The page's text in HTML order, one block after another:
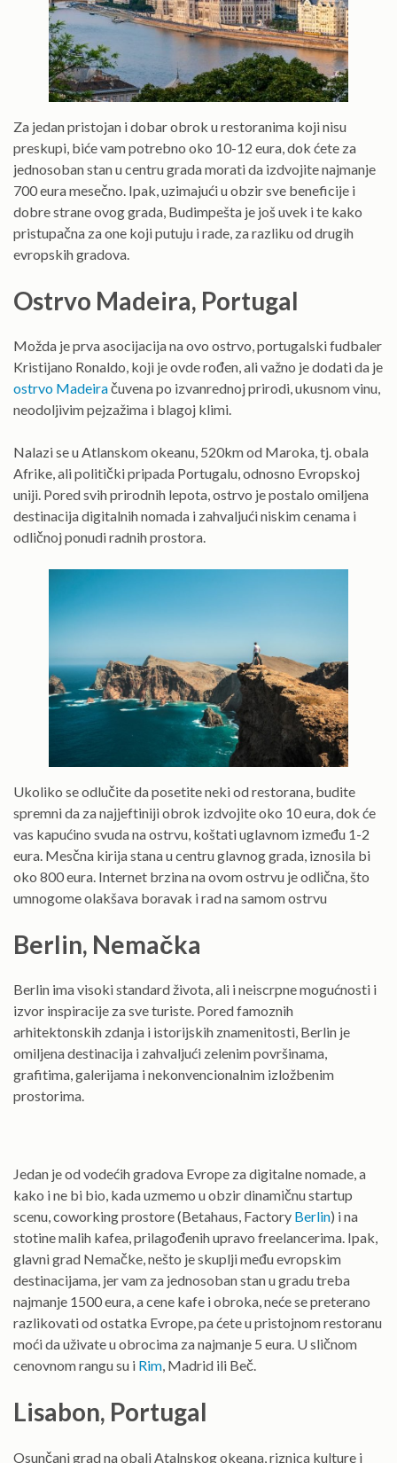
Za jedan pristojan i dobar obrok u restoranima koji nisu
preskupi, biće vam potrebno oko 10-12 eura, dok ćete za
jednosoban stan u centru grada morati da izdvojite najmanje
700 eura mesečno. Ipak, uzimajući u obzir sve beneficije i
dobre strane ovog grada, Budimpešta je još uvek i te kako
pristupačna za one koji putuju i rade, za razliku od drugih
evropskih gradova.
Ostrvo Madeira, Portugal
Možda je prva asocijacija na ovo ostrvo, portugalski fudbaler
Kristijano Ronaldo, koji je ovde rođen, ali važno je dodati da je
ostrvo Madeiračuvena po izvanrednoj prirodi, ukusnom vinu,
neodoljivim pejzažima i blagoj klimi.
Nalazi se u Atlanskom okeanu, 520km od Maroka, tj. obala
Afrike, ali politički pripada Portugalu, odnosno Evropskoj
uniji. Pored svih prirodnih lepota, ostrvo je postalo omiljena
destinacija digitalnih nomada i zahvaljući niskim cenama i
odličnoj ponudi radnih prostora.
Ukoliko se odlučite da posetite neki od restorana, budite
spremni da za najjeftiniji obrok izdvojite oko 10 eura, dok će
vas kapućino svuda na ostrvu, koštati uglavnom između 1-2
eura. Mesčna kirija stana u centru glavnog grada, iznosila bi
oko 800 eura. Internet brzina na ovom ostrvu je odlična, što
umnogome olakšava boravak i rad na samom ostrvu
Berlin, Nemačka
Berlin ima visoki standard života, ali i neiscrpne mogućnosti i
izvor inspiracije za sve turiste. Pored famoznih
arhitektonskih zdanja i istorijskih znamenitosti, Berlin je
omiljena destinacija i zahvaljući zelenim površinama,
grafitima, galerijama i nekonvencionalnim izložbenim
prostorima.
Jedan je od vodećih gradova Evrope za digitalne nomade, a
kako i ne bi bio, kada uzmemo u obzir dinamičnu startup
scenu, coworking prostore (Betahaus, Factory Berlin) i na
stotine malih kafea, prilagođenih upravo freelancerima. Ipak,
glavni grad Nemačke, nešto je skuplji među evropskim
destinacijama, jer vam za jednosoban stan u gradu treba
najmanje 1500 eura, a cene kafe i obroka, neće se preterano
razlikovati od ostatka Evrope, pa ćete u pristojnom restoranu
moći da uživate u obrocima za najmanje 5 eura. U sličnom
cenovnom rangu su i Rim, Madrid ili Beč.
Lisabon, Portugal
Osunčani grad na obali Atalnskog okeana, riznica kulture i